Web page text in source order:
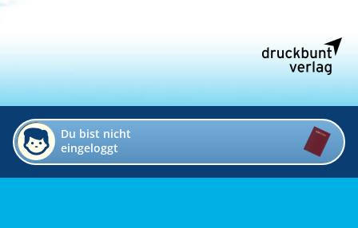
Du bist nicht
eingeloggt